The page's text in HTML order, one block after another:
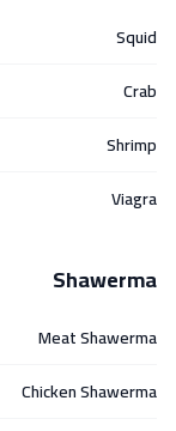
Squid
Crab
Shrimp
Viagra
Shawerma
Meat Shawerma
Chicken Shawerma